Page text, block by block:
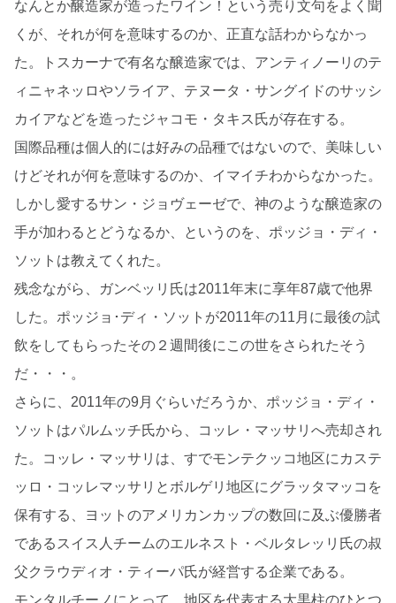
なんとか醸造家が造ったワイン！という売り文句をよく聞
くが、それが何を意味するのか、正直な話わからなかっ
た。トスカーナで有名な醸造家では、アンティノーリのテ
ィニャネッロやソライア、テヌータ・サングイドのサッシ
カイアなどを造ったジャコモ・タキス氏が存在する。
国際品種は個人的には好みの品種ではないので、美味しい
けどそれが何を意味するのか、イマイチわからなかった。
しかし愛するサン・ジョヴェーゼで、神のような醸造家の
手が加わるとどうなるか、というのを、ポッジョ・ディ・
ソットは教えてくれた。
残念ながら、ガンベッリ氏は2011年末に享年87歳で他界
した。ポッジョ･ディ・ソットが2011年の11月に最後の試
飲をしてもらったその２週間後にこの世をさられたそう
だ・・・。
さらに、2011年の9月ぐらいだろうか、ポッジョ・ディ・
ソットはパルムッチ氏から、コッレ・マッサリへ売却され
た。コッレ・マッサリは、すでモンテクッコ地区にカステ
ッロ・コッレマッサリとボルゲリ地区にグラッタマッコを
保有する、ヨットのアメリカンカップの数回に及ぶ優勝者
であるスイス人チームのエルネスト・ベルタレッリ氏の叔
父クラウディオ・ティーパ氏が経営する企業である。
モンタルチーノにとって、地区を代表する大黒柱のひとつ